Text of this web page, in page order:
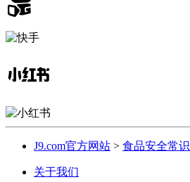
J9.com官方网站 > 食品安全常识
关于我们